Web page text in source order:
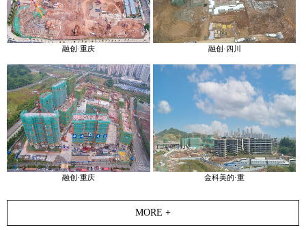
融创·重庆 融创·四川
融创·重庆 金科美的·重
MORE +